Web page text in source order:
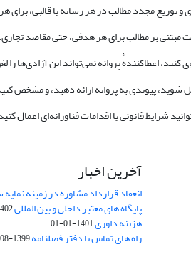
توزیع مجدد مطالب در هر رسانه یا قالبی، برای
مبتنی بر مطالب برای هر هدفی، حتی مقاصد تجاری.
کنید، اعطاکنندهٔ پروانه نمی‌تواند این آزادی‌ها را
شوید، پیوندی به پروانه ارائه دهید، و مشخص
شرایط قانونی یا اقدامات فناورانه‌ای اعمال
آخرین اخبار
انعقاد قرارداد مشاوره در زمینه
پایگاه های معتبر داخلی و بین المللی03-28
هزینه داوری1401-01-01
راه های تماس با دفتر فصلنامه1399-08-20